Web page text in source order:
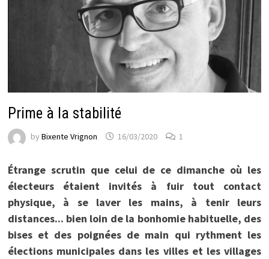
Prime à la stabilité
by Bixente Vrignon 16/03/2020 1
Étrange scrutin que celui de ce dimanche où les
électeurs étaient invités à fuir tout contact
physique, à se laver les mains, à tenir leurs
distances... bien loin de la bonhomie habituelle, des
bises et des poignées de main qui rythment les
élections municipales dans les villes et les villages